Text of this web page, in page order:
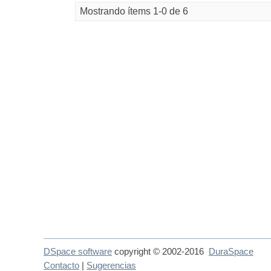
Mostrando ítems 1-0 de 6
DSpace software copyright © 2002-2016 DuraSpace
Contacto
Sugerencias